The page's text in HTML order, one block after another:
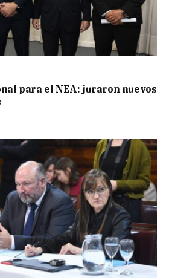
para el NEA: juraron nuevos